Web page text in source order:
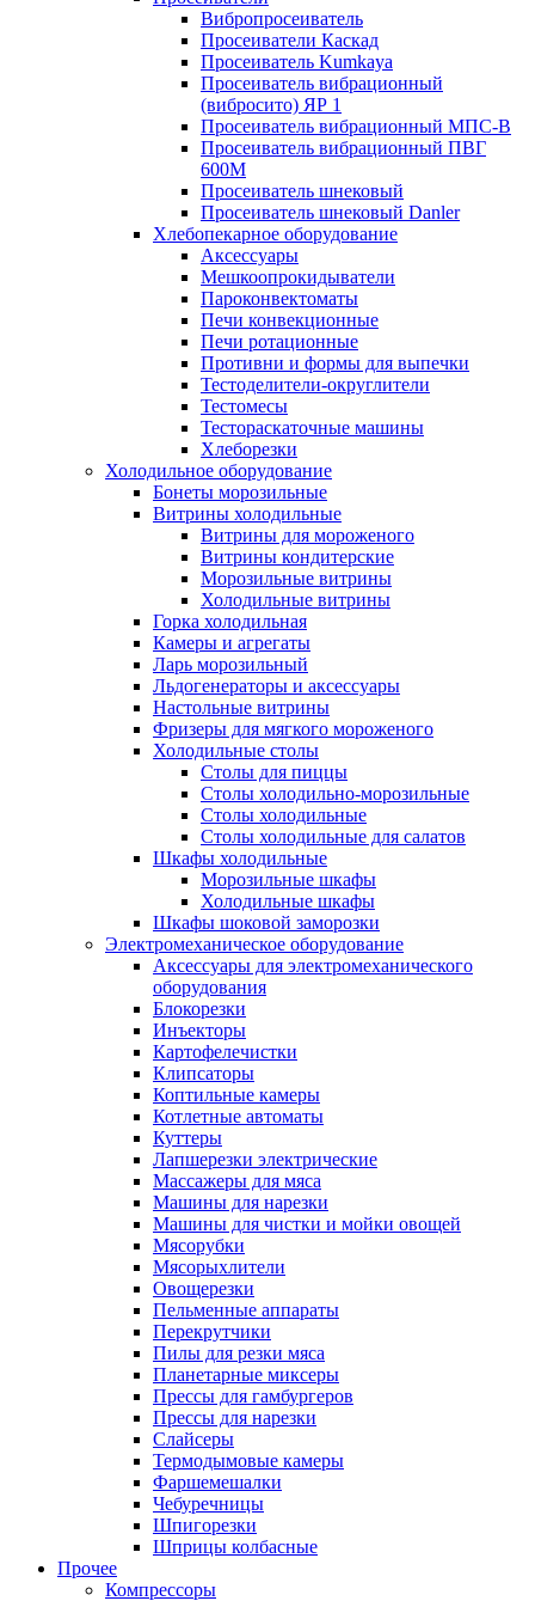
Вибропросеиватель
Просеиватели Каскад
Просеиватель Kumkaya
Просеиватель вибрационный
(вибросито) ЯР 1
Просеиватель вибрационный МПС-В
Просеиватель вибрационный ПВГ
600М
Просеиватель шнековый
Просеиватель шнековый Danler
Хлебопекарное оборудование
Аксессуары
Мешкоопрокидыватели
Пароконвектоматы
Печи конвекционные
Печи ротационные
Противни и формы для выпечки
Тестоделители-округлители
Тестомесы
Тестораскаточные машины
Хлеборезки
Холодильное оборудование
Бонеты морозильные
Витрины холодильные
Витрины для мороженого
Витрины кондитерские
Морозильные витрины
Холодильные витрины
Горка холодильная
Камеры и агрегаты
Ларь морозильный
Льдогенераторы и аксессуары
Настольные витрины
Фризеры для мягкого мороженого
Холодильные столы
Столы для пиццы
Столы холодильно-морозильные
Столы холодильные
Столы холодильные для салатов
Шкафы холодильные
Mорозильные шкафы
Холодильные шкафы
Шкафы шоковой заморозки
Электромеханическое оборудование
Аксессуары для электромеханического
оборудования
Блокорезки
Инъекторы
Картофелечистки
Клипсаторы
Коптильные камеры
Котлетные автоматы
Куттеры
Лапшерезки электрические
Массажеры для мяса
Машины для нарезки
Машины для чистки и мойки овощей
Мясорубки
Мясорыхлители
Овощерезки
Пельменные аппараты
Перекрутчики
Пилы для резки мяса
Планетарные миксеры
Прессы для гамбургеров
Прессы для нарезки
Слайсеры
Термодымовые камеры
Фаршемешалки
Чебуречницы
Шпигорезки
Шприцы колбасные
Прочее
Компрессоры